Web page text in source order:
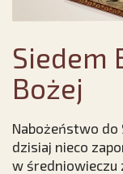
Siedem
Bożej
Nabożeństwo do
dzisiaj nieco
w średniowieczu